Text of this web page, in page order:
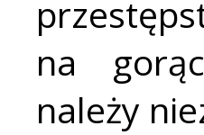
na
należy